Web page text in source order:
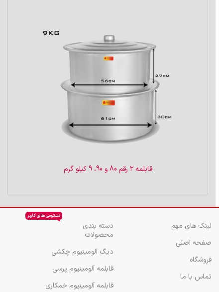
قابلمه ۲ رقم 80 و 90، 9 کیلو گرم
لینک های مهم
صفحه اصلی
فروشگاه
تماس با ما
دسته بندی
محصولات
دسترسی های کاربر
دیگ آلومینیوم چکشی
قابلمه آلومینیوم پرسی
قابلمه آلومینیوم خمکاری